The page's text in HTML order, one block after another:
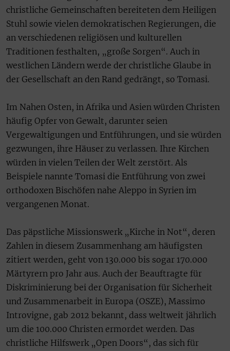
christliche Gemeinschaften bereiteten dem Heiligen
Stuhl sowie vielen demokratischen Regierungen, die
an verschiedenen religiösen und kulturellen
Traditionen festhalten, „große Sorgen“. Auch in
westlichen Ländern werde der christliche Glaube in
der Gesellschaft an den Rand gedrängt, so Tomasi.
Im Nahen Osten, in Afrika und Asien würden Christen
häufig Opfer von Gewalt, darunter seien
Vergewaltigungen und Entführungen, und sie würden
gezwungen, ihre Häuser zu verlassen. Ihre Kirchen
würden in vielen Teilen der Welt zerstört. Als
Beispiele nannte Tomasi die Entführung von zwei
orthodoxen Bischöfen nahe Aleppo in Syrien im
vergangenen Monat.
Das päpstliche Missionswerk „Kirche in Not“, deren
Zahlen in diesem Zusammenhang am häufigsten
zitiert werden, geht von 130.000 bis sogar 170.000
Märtyrern pro Jahr aus. Auch der Beauftragte für
Diskriminierung bei der Organisation für Sicherheit
und Zusammenarbeit in Europa (OSZE), Massimo
Introvigne, gab 2012 bekannt, dass weltweit jährlich
um die 100.000 Christen ermordet werden. Das
christliche Hilfswerk „Open Doors“, das sich für